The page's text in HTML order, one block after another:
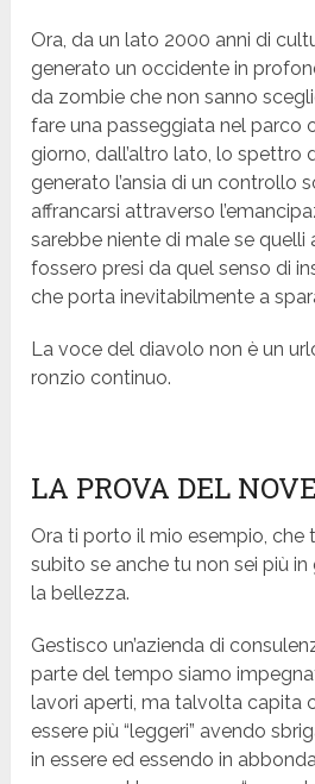
Ora, da un lato 2000 anni di
generato un occidente in
da zombie che non sanno
fare una passeggiata nel parco
giorno, dall’altro lato, lo spettro
generato l’ansia di un controllo
affrancarsi attraverso
sarebbe niente di male se quelli
fossero presi da quel senso di
che porta inevitabilmente a
La voce del diavolo non è un
ronzio continuo.
LA PROVA DEL NOVE
Ora ti porto il mio esempio, che
subito se anche tu non sei più
la bellezza.
Gestisco un’azienda di
parte del tempo siamo
lavori aperti, ma talvolta capita
essere più “leggeri” avendo
in essere ed essendo in